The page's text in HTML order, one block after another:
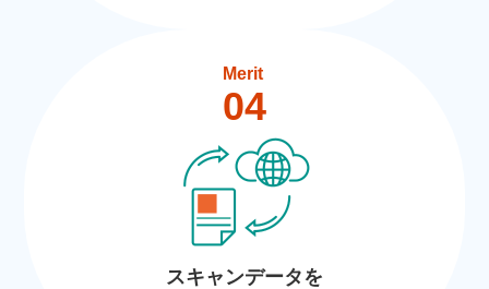
Merit
04
スキャンデータを